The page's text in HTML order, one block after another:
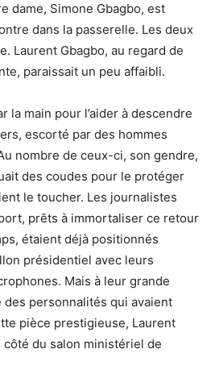
dame, Simone Gbagbo, est
dans la passerelle. Les deux
Laurent Gbagbo, au regard de
paraissait un peu affaibli.
la main pour l’aider à descendre
escorté par des hommes
nombre de ceux-ci, son gendre,
des coudes pour le protéger
le toucher. Les journalistes
prêts à immortaliser ce retour
étaient déjà positionnés
présidentiel avec leurs
Mais à leur grande
personnalités qui avaient
pièce prestigieuse, Laurent
du salon ministériel de